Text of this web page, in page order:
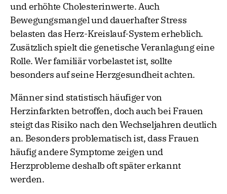
und erhöhte Cholesterinwerte. Auch
Bewegungsmangel und dauerhafter Stress
belasten das Herz-Kreislauf-System erheblich.
Zusätzlich spielt die genetische Veranlagung eine
Rolle. Wer familiär vorbelastet ist, sollte
besonders auf seine Herzgesundheit achten.
Männer sind statistisch häufiger von
Herzinfarkten betroffen, doch auch bei Frauen
steigt das Risiko nach den Wechseljahren deutlich
an. Besonders problematisch ist, dass Frauen
häufig andere Symptome zeigen und
Herzprobleme deshalb oft später erkannt
werden.